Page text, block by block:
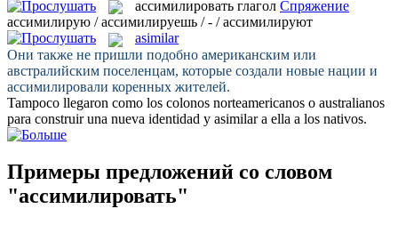
ассимилировать глагол Спряжение
ассимилирую / ассимилируешь / - / ассимилируют
asimilar
Они также не пришли подобно американским или
австралийским поселенцам, которые создали новые нации и
ассимилировали коренных жителей.
Tampoco llegaron como los colonos norteamericanos o australianos
para construir una nueva identidad y asimilara ella a los nativos.
Примеры предложений со словом
"ассимилировать"